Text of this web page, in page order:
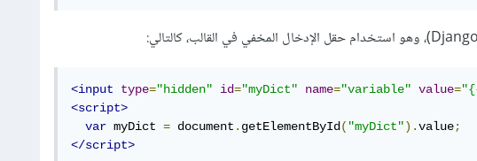
<input type="hidden" id="myDict" name="variable" value=
<script>
var myDict = document . getElementById ( "myDict").value;
</script>